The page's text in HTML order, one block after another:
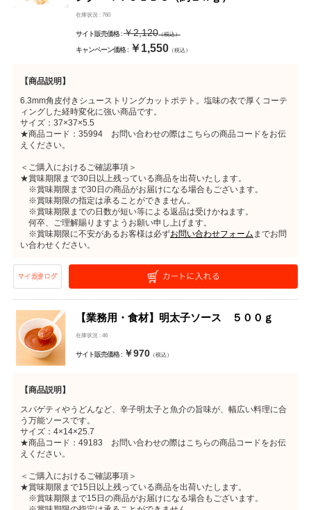
在庫状況 : 760
サイト販売価格 :￥2,120（税込）
キャンペーン価格 : ￥1,550（税込）
【商品説明】
6.3mm角皮付きシューストリングカットポテト。塩味の衣で厚くコーテ
ィングした経時変化に強い商品です。
サイズ：37×37×5.5
★商品コード：35994 お問い合わせの際はこちらの商品コードをお伝
えください。
＜ご購入におけるご確認事項＞
★賞味期限まで30日以上残っている商品を出荷いたします。
※賞味期限まで30日の商品がお届けになる場合もございます。
※賞味期限の指定は承ることができません。
※賞味期限までの日数が短い等による返品は受けかねます。
何卒、ご理解賜りますようお願い申し上げます。
※賞味期限に不安があるお客様は必ずお問い合わせフォーム までお問
い合わせください。
【業務用・食材】明太子ソース ５００ｇ
在庫状況 : 46
サイト販売価格 : ￥970（税込）
【商品説明】
スパゲティやうどんなど、辛子明太子と魚介の旨味が、幅広い料理に合
う万能ソースです。
サイズ：4×14×25.7
★商品コード：49183 お問い合わせの際はこちらの商品コードをお伝
えください。
＜ご購入におけるご確認事項＞
★賞味期限まで15日以上残っている商品を出荷いたします。
※賞味期限まで15日の商品がお届けになる場合もございます。